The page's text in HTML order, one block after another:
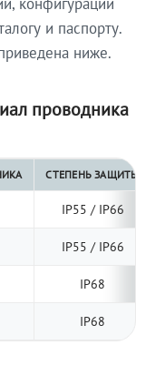
и паспорту.
ниже.
проводника
СТЕПЕНЬ ЗАЩИТЫ
IP55 / IP66
IP55 / IP66
IP68
IP68